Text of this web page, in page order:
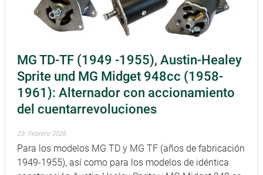
MG TD-TF (1949 -1955), Austin-Healey
Sprite und MG Midget 948cc (1958-
1961): Alternador con accionamiento
del cuentarrevoluciones
23. Febrero 2026
Para los modelos MG TD y MG TF (años de fabricación
1949-1955), así como para los modelos de idéntica